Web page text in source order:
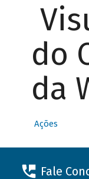
do
da
Ações
Fale